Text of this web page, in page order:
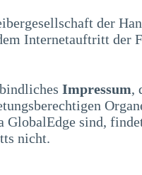
der
Impressum,
GlobalEdge sind,
nicht.